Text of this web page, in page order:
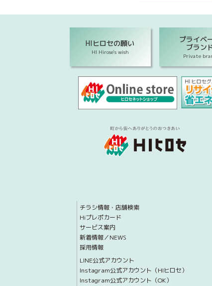
HIヒロセの願い
HI Hirose's wish
プライベ
ブラン
Private
チラシ情報・店舗検索
Hiプレポカード
サービス案内
新着情報／NEWS
採用情報
LINE公式アカウント
Instagram公式アカウント（HIヒロセ）
Instagram公式アカウント（OK）